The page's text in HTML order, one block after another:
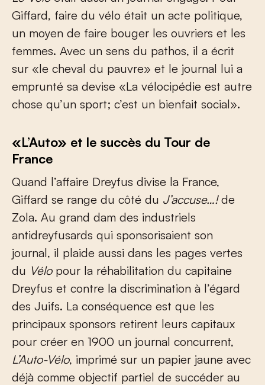
Giffard, faire du vélo était un acte politique,
un moyen de faire bouger les ouvriers et les
femmes. Avec un sens du pathos, il a écrit
sur «le cheval du pauvre» et le journal lui a
emprunté sa devise «La vélocipédie est autre
chose qu’un sport; c’est un bienfait social».
«L’Auto» et le succès du Tour de
France
Quand l’affaire Dreyfus divise la France,
Giffard se range du côté du J’accuse…!de
Zola. Au grand dam des industriels
antidreyfusards qui sponsorisaient son
journal, il plaide aussi dans les pages vertes
du Vélopour la réhabilitation du capitaine
Dreyfus et contre la discrimination à l’égard
des Juifs. La conséquence est que les
principaux sponsors retirent leurs capitaux
pour créer en 1900 un journal concurrent,
L’Auto-Vélo, imprimé sur un papier jaune avec
déjà comme objectif partiel de succéder au